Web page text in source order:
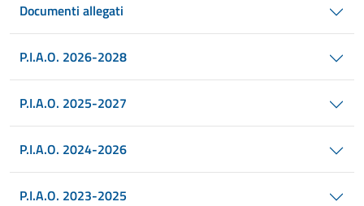
Documenti allegati
P.I.A.O. 2026-2028
P.I.A.O. 2025-2027
P.I.A.O. 2024-2026
P.I.A.O. 2023-2025